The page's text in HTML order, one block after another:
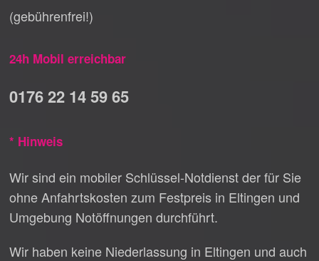
(gebührenfrei!)
24h Mobil erreichbar
0176 22 14 59 65
* Hinweis
Wir sind ein mobiler Schlüssel-Notdienst der für Sie
ohne Anfahrtskosten zum Festpreis in Eltingen und
Umgebung Notöffnungen durchführt.
Wir haben keine Niederlassung in Eltingen und auch